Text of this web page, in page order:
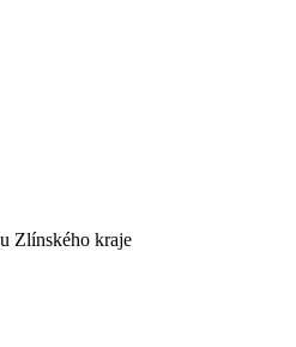
Zlínského kraje